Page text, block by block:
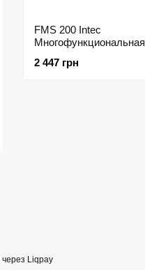
FMS 200 Intec
Многофункциональная
2 447 грн
ходу /мин
ходу /мин